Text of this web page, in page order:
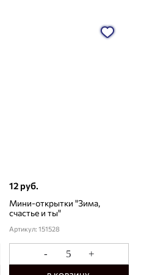
12 руб.
Мини-открытки "Зима,
счастье и ты"
Артикул: 151528
- +